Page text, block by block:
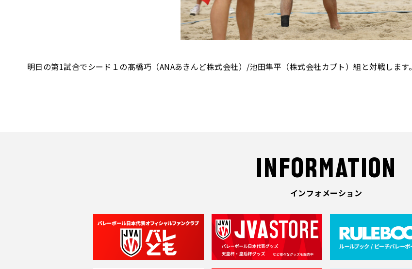
明日の第1試合でシード１の髙橋巧（ANAあきんど株式会社）/池田隼平（株式会社カブト）組と対戦します。
INFORMATION
インフォメーション